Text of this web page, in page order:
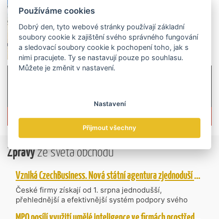
Více informací o časopisu »
Zprávyze světa obchodu
Vzniká CzechBusiness. Nová státní agentura zjednoduší podporu českých firem
České firmy získají od 1. srpna jednodušší,
přehlednější a efektivnější systém podpory svého
Používáme cookies
Dobrý den, tyto webové stránky používají základní
soubory cookie k zajištění svého správného fungování
a sledovací soubory cookie k pochopení toho, jak s
nimi pracujete. Ty se nastavují pouze po souhlasu.
Můžete je změnit v nastavení.
Nastavení
Přijmout všechny